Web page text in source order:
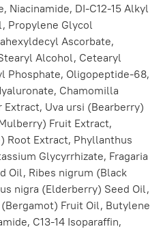
Niacinamide, DI-C12-15 Alkyl
Propylene Glycol
Ascorbate,
Alcohol, Cetearyl
Phosphate, Oligopeptide-68,
Chamomilla
Uva ursi (Bearberry)
Fruit Extract,
Root Extract, Phyllanthus
Glycyrrhizate, Fragaria
Oil, Ribes nigrum (Black
nigra (Elderberry) Seed Oil,
Fruit Oil, Butylene
C13-14 Isoparaffin,